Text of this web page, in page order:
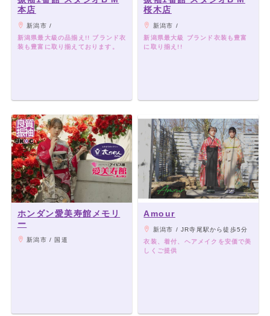
本店
新潟市 /
新潟県最大級の品揃え!! ブランド衣
装も豊富に取り揃えております。
桜木店
新潟市 /
新潟県最大級 ブランド衣装も豊富
に取り揃え!!
ホンダン愛美寿館メモリ
ー
新潟市 / 国道
Amour
新潟市 / JR寺尾駅から徒歩5分
衣装、着付、ヘアメイクを安価で美
しくご提供